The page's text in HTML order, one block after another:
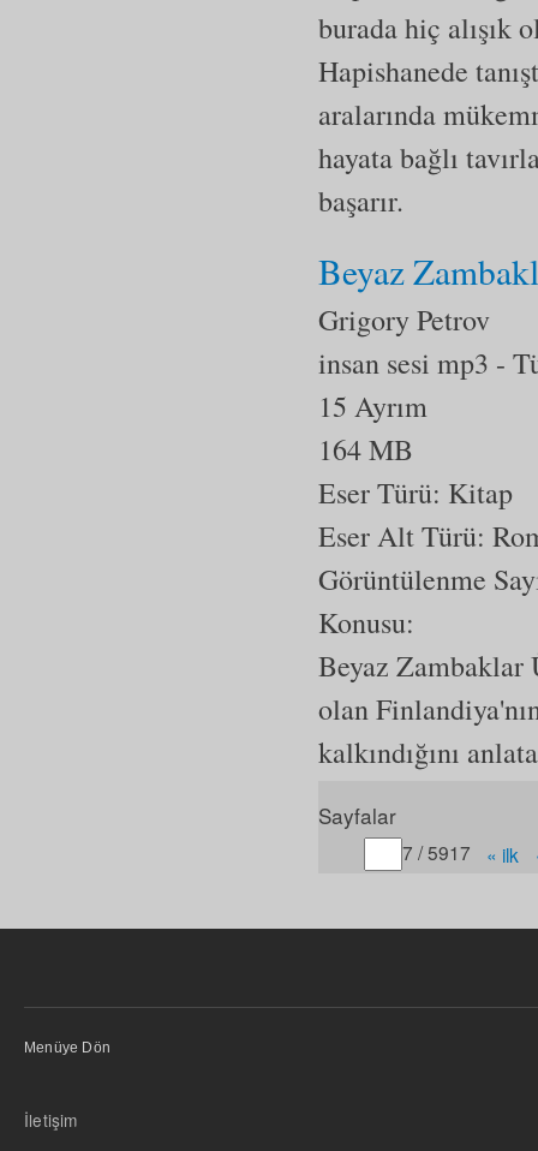
burada hiç alışık
Hapishanede
aralarında
hayata bağlı
başarır.
Beyaz
Grigory Petrov
insan sesi mp3 -
15 Ayrım
164 MB
Eser Türü: Kitap
Eser Alt Türü:
Görüntülenme
Konusu:
Beyaz Zambaklar
olan
kalkındığını
Sayfalar
Gitmek istediğiniz
7 / 5917 « ilk
Menüye Dön
İletişim